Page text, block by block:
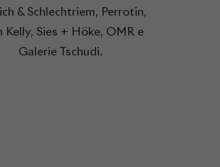
& Schlechtriem, Perrotin,
Kelly, Sies + Höke, OMR e
Galerie Tschudi.